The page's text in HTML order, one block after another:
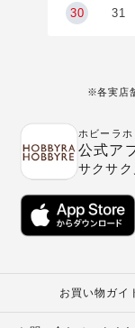
30 31
※各実店
ホビーラホ
公式ア
サクサ
お買い物ガイ